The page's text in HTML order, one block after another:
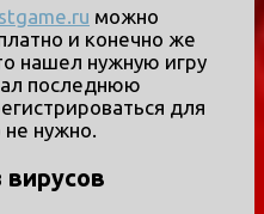
можно
и конечно же
нашел нужную игру
последнюю
для
не нужно.
вирусов